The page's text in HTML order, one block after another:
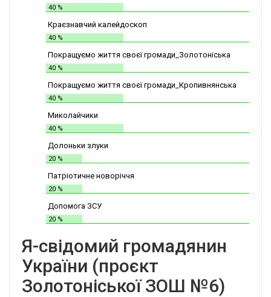
40 %
Краєзнавчий калейдоскоп
40 %
Покращуємо життя своєї громади_Золотоніська
СШІТ №2
40 %
Покращуємо життя своєї громади_Кропивнянська
ЗОШ
40 %
Миколайчики
40 %
Долоньки злуки
20 %
Патріотичне новоріччя
20 %
Допомога ЗСУ
20 %
Я-свідомий громадянин
України (проєкт
Золотоніської ЗОШ №6)